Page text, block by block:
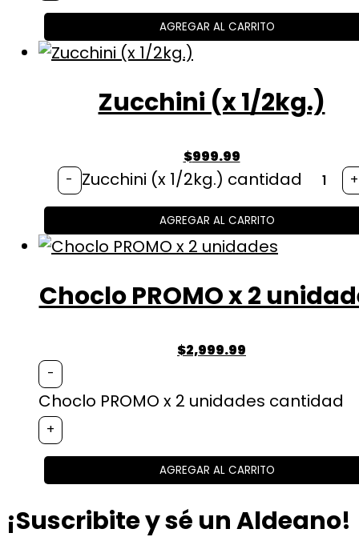
AGREGAR AL CARRITO
Zucchini (x 1/2kg.)
$999.99
- Zucchini (x 1/2kg.) cantidad +
AGREGAR AL CARRITO
Choclo PROMO x 2
$2,999.99
-
Choclo PROMO x 2 unidades cantidad
+
AGREGAR AL CARRITO
¡Suscribite y sé un Aldeano!